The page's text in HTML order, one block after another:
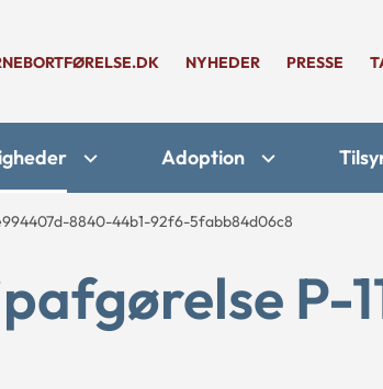
NYHEDER PRESSE
Adoption
8840-44b1-92f6-5fabb84d06c8
P-